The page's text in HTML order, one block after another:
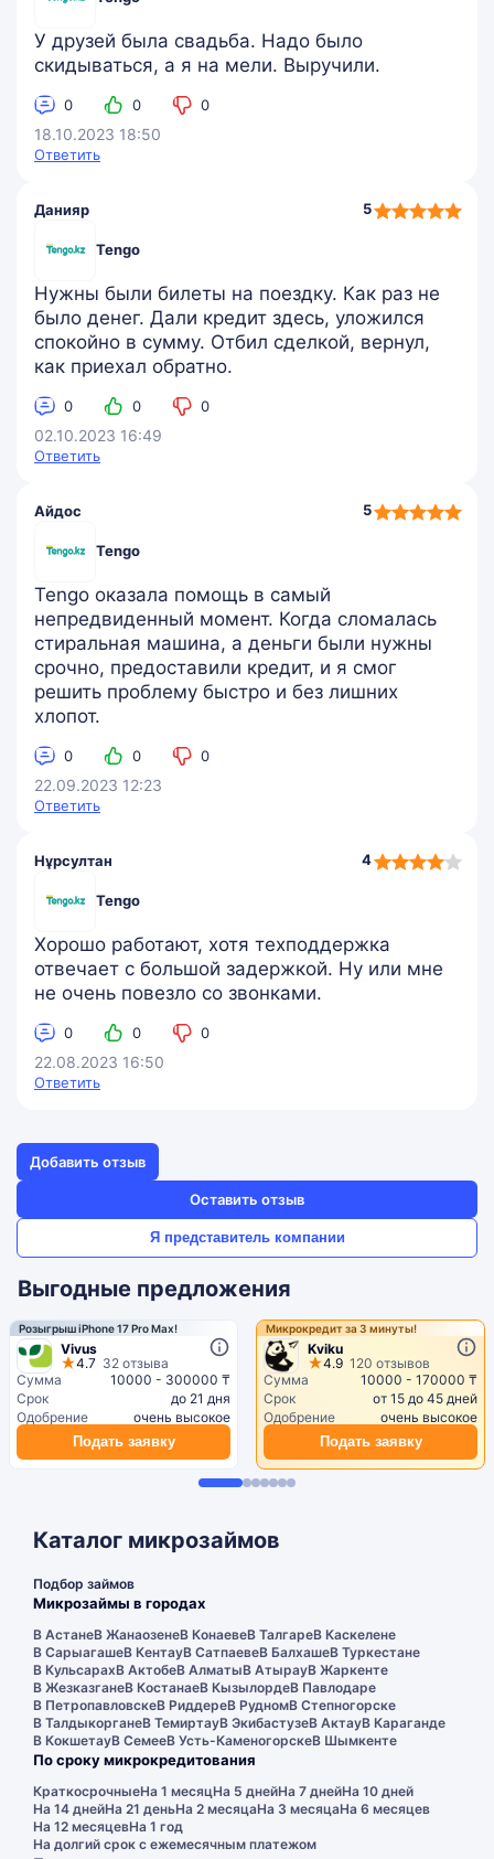
У друзей была свадьба. Надо было
скидываться, а я на мели. Выручили.
0 0 0
18.10.2023 18:50
Ответить
Данияр
Tengo
5
5,0
Нужны были билеты на поездку. Как раз не
было денег. Дали кредит здесь, уложился
спокойно в сумму. Отбил сделкой, вернул,
как приехал обратно.
0 0 0
02.10.2023 16:49
Ответить
Айдос
Tengo
5
5,0
Tengo оказала помощь в самый
непредвиденный момент. Когда сломалась
стиральная машина, а деньги были нужны
срочно, предоставили кредит, и я смог
решить проблему быстро и без лишних
хлопот.
0 0 0
22.09.2023 12:23
Ответить
Нұрсултан
Tengo
4
4,0
Хорошо работают, хотя техподдержка
отвечает с большой задержкой. Ну или мне
не очень повезло со звонками.
0 0 0
22.08.2023 16:50
Ответить
Добавить отзыв
Оставить отзыв
Я представитель компании
Выгодные предложения
Розыгрыш iPhone 17 Pro Max!
Vivus
4.7 32 отзыва
Сумма
10000 - 300000 ₸
Срок
до 21 дня
Одобрение
очень высокое
Подать заявку
Микрокредит за 3 минуты!
Kviku
4.9 120 отзывов
Сумма
10000 - 170000 ₸
Срок
от 15 до 45 дней
Одобрение
очень высокое
Подать заявку
Каталог микрозаймов
Подбор займов
Микрозаймы в городах
В АстанеВ ЖанаозенеВ КонаевеВ ТалгареВ Каскелене
В СарыагашеВ КентауВ СатпаевеВ БалхашеВ Туркестане
В КульсарахВ АктобеВ АлматыВ АтырауВ Жаркенте
В ЖезказганеВ КостанаеВ КызылордеВ Павлодаре
В ПетропавловскеВ РиддереВ РудномВ Степногорске
В ТалдыкорганеВ ТемиртауВ ЭкибастузеВ АктауВ Караганде
В КокшетауВ СемееВ Усть-КаменогорскеВ Шымкенте
По сроку микрокредитования
КраткосрочныеНа 1 месяцНа 5 днейНа 7 днейНа 10 дней
На 14 днейНа 21 деньНа 2 месяцаНа 3 месяцаНа 6 месяцев
На 12 месяцевНа 1 год
На долгий срок с ежемесячным платежом